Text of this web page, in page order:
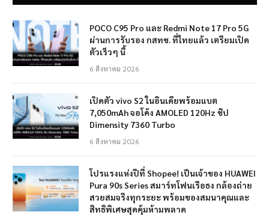
POCO C95 Pro และ Redmi Note 17 Pro 5G
ผ่านการรับรอง กสทช. ที่ไทยแล้ว เตรียมเปิด
ตัวเร็วๆ นี้
6 สิงหาคม 2026
เปิดตัว vivo S2 ในอินเดียพร้อมแบต
7,050mAh จอโค้ง AMOLED 120Hz ชิป
Dimensity 7360 Turbo
6 สิงหาคม 2026
โปรแรงแห่งปีที่ Shopee! เป็นเจ้าของ HUAWEI
Pura 90s Series สมาร์ทโฟนเรือธง กล้องถ่าย
สวยสมจริงทุกระยะ พร้อมของสมนาคุณและ
สิทธิพิเศษสุดคุ้มห้ามพลาด